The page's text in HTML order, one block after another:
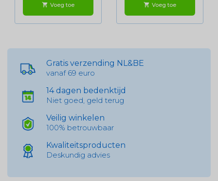
shopping_cart Voeg toe shopping_cart Voeg toe
Gratis verzending NL&BE
vanaf 69 euro
14 dagen bedenktijd
Niet goed, geld terug
Veilig winkelen
100% betrouwbaar
Kwaliteitsproducten
Deskundig advies